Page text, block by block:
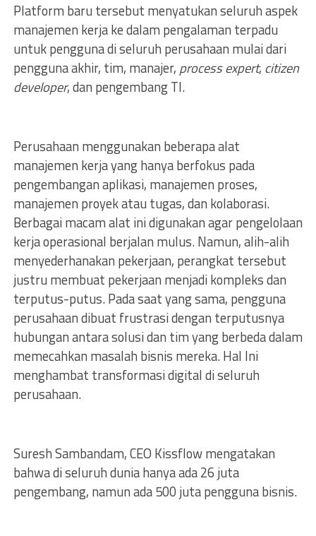
Platform baru tersebut menyatukan seluruh aspek
manajemen kerja ke dalam pengalaman terpadu
untuk pengguna di seluruh perusahaan mulai dari
pengguna akhir, tim, manajer, process expert, citizen
developer, dan pengembang TI.
Perusahaan menggunakan beberapa alat
manajemen kerja yang hanya berfokus pada
pengembangan aplikasi, manajemen proses,
manajemen proyek atau tugas, dan kolaborasi.
Berbagai macam alat ini digunakan agar pengelolaan
kerja operasional berjalan mulus. Namun, alih-alih
menyederhanakan pekerjaan, perangkat tersebut
justru membuat pekerjaan menjadi kompleks dan
terputus-putus. Pada saat yang sama, pengguna
perusahaan dibuat frustrasi dengan terputusnya
hubungan antara solusi dan tim yang berbeda dalam
memecahkan masalah bisnis mereka. Hal Ini
menghambat transformasi digital di seluruh
perusahaan.
Suresh Sambandam, CEO Kissflow mengatakan
bahwa di seluruh dunia hanya ada 26 juta
pengembang, namun ada 500 juta pengguna bisnis.